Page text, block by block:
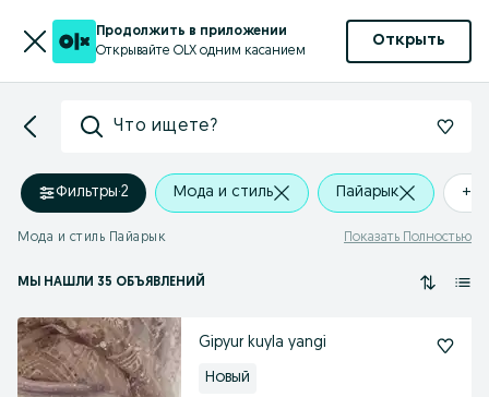
Продолжить в приложении
Открывайте OLX одним касанием
Открыть
Что ищете?
Фильтры·2 Мода и стиль Пайарык +0
Мода и стиль Пайарык Показать Полностью
МЫ НАШЛИ 35 ОБЪЯВЛЕНИЙ
Gipyur kuyla yangi
Новый